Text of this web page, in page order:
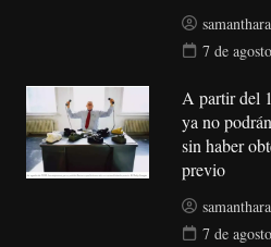
7 de
A partir del
ya no
sin haber
previo
7 de